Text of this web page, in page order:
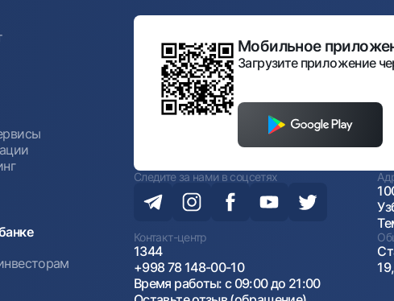
Мобильное
Загрузите приложение
Следите за нами в соцсетях
Контакт-центр
1344
+998 78 148-00-10
Время работы: с 09:00 до 21:00